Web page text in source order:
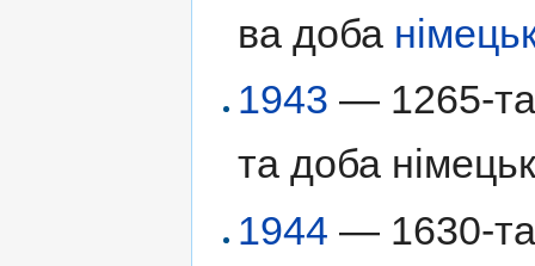
ва доба
1943 — 1265-та
та доба
1944 — 1630-та